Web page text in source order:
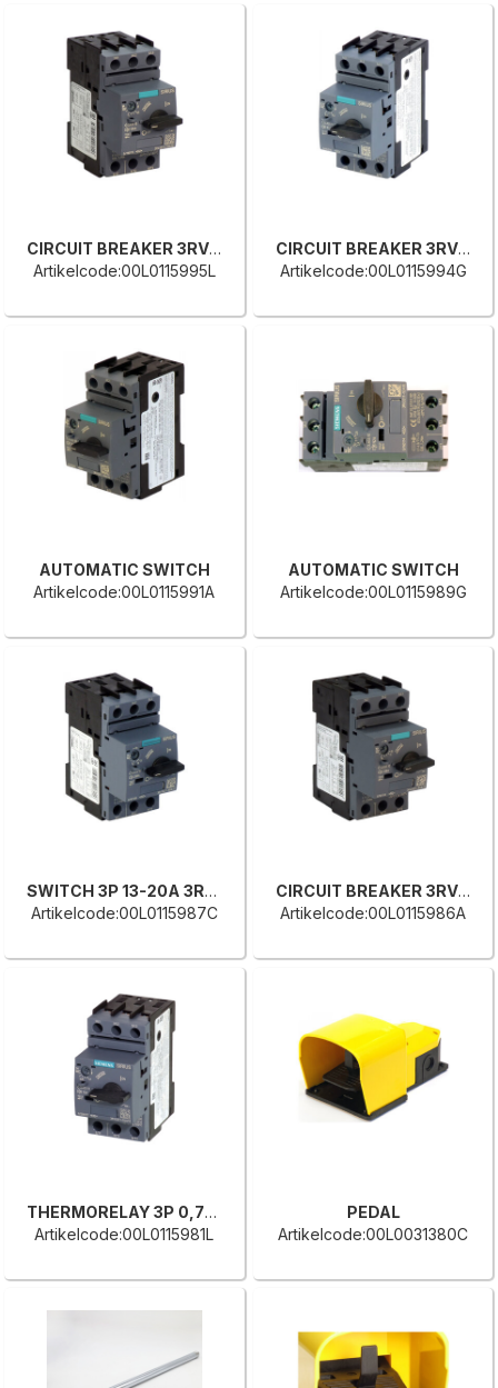
CIRCUIT BREAKER 3RV2011-1HA10
Artikelcode:00L0115995L
CIRCUIT BREAKER 3RV2011-1GA10
Artikelcode:00L0115994G
AUTOMATIC SWITCH
Artikelcode:00L0115991A
AUTOMATIC SWITCH
Artikelcode:00L0115989G
SWITCH 3P 13-20A 3RV2021-4BA10
Artikelcode:00L0115987C
CIRCUIT BREAKER 3RV20214
Artikelcode:00L0115986A
THERMORELAY 3P 0,7-1A 3RV2011-0JA10
Artikelcode:00L0115981L
PEDAL
Artikelcode:00L0031380C